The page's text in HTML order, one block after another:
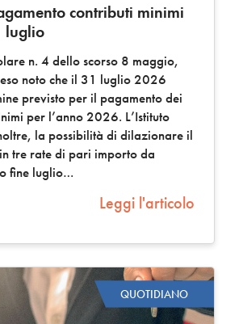
contributi minimi
luglio
n. 4 dello scorso 8 maggio,
noto che il 31 luglio 2026
previsto per il pagamento dei
per l’anno 2026. L’Istituto
la possibilità di dilazionare il
tre rate di pari importo da
fine luglio
Leggi l'articolo
QUOTIDIANO